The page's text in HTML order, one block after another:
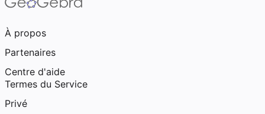
À propos
Partenaires
Centre d'aide
Termes du Service
Privé